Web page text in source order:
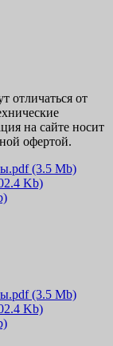
отличаться от
на сайте носит
офертой.
(3.5 Mb)
Kb)
(3.5 Mb)
Kb)